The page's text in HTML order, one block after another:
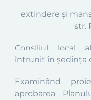
extindere și
str.
Consiliul local
întrunit în şedinţa
Examinând
aprobarea